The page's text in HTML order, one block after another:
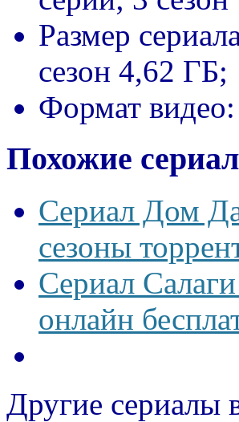
Размер
сезон 4,62 ГБ;
Формат видео:
Похожие
Сериал Дом
сезоны
Сериал
онлайн
Другие сериалы